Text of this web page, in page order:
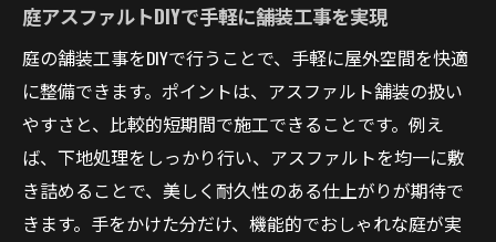
庭アスファルトDIYで手軽に舗装工事を実現
庭の舗装工事をDIYで行うことで、手軽に屋外空間を快適
に整備できます。ポイントは、アスファルト舗装の扱い
やすさと、比較的短期間で施工できることです。例え
ば、下地処理をしっかり行い、アスファルトを均一に敷
き詰めることで、美しく耐久性のある仕上がりが期待で
きます。手をかけた分だけ、機能的でおしゃれな庭が実